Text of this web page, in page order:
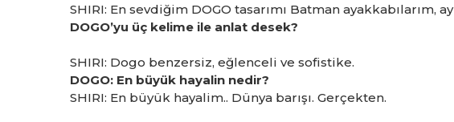
SHIRI: En sevdiğim DOGO tasarımı Batman ayakkabılarım,
DOGO’yu üç kelime ile anlat desek?
SHIRI: Dogo benzersiz, eğlenceli ve sofistike.
DOGO: En büyük hayalin nedir?
SHIRI: En büyük hayalim.. Dünya barışı. Gerçekten.